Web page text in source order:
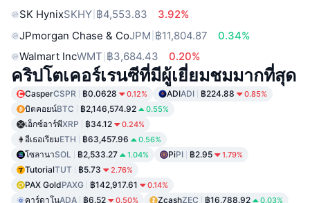
SK HynixSKHY ฿4,553.83
3.92%
JPmorgan Chase & CoJPM ฿11,804.87
0.34%
Walmart IncWMT ฿3,684.43 0.20%
คริปโตเคอร์เรนซีที่มีผู้เยี่ยมชมมากที่สุด
CasperCSPR ฿0.0628 0.12% ADIADI ฿224.88 0.85%
บิตคอยน์BTC ฿2,146,574.92 0.55%
เอ็กซ์อาร์พีXRP ฿34.12 0.24%
อีเธอเรียมETH ฿63,457.96 0.56%
โซลานาSOL ฿2,533.27 1.04% PiPI ฿2.95 1.79%
TutorialTUT ฿5.73 2.76%
PAX GoldPAXG ฿142,917.61 0.14%
คาร์ดาโนADA ฿6.52 0.50% ZcashZEC ฿16,788.92 0.03%